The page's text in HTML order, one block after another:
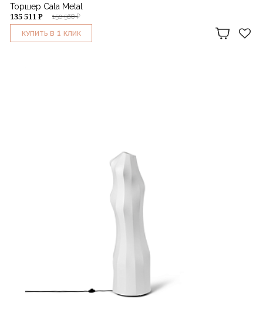
Торшер Cala Metal
150 568 ₽
135 511 ₽
КУПИТЬ В 1 КЛИК